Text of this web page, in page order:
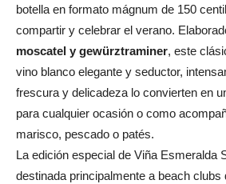
botella en formato mágnum de 150
compartir y celebrar el verano.
moscatel y gewürztraminer, este
vino blanco elegante y seductor,
frescura y delicadeza lo convierten en
para cualquier ocasión o como
marisco, pescado o patés.
La edición especial de Viña Esmeralda
destinada principalmente a beach clubs